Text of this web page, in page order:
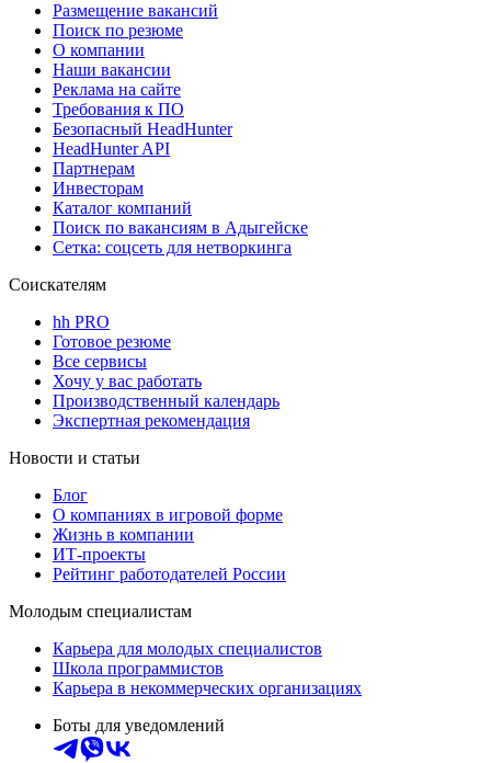
Размещение вакансий
Поиск по резюме
О компании
Наши вакансии
Реклама на сайте
Требования к ПО
Безопасный HeadHunter
HeadHunter API
Партнерам
Инвесторам
Каталог компаний
Поиск по вакансиям в Адыгейске
Сетка: соцсеть для нетворкинга
Соискателям
hh PRO
Готовое резюме
Все сервисы
Хочу у вас работать
Производственный календарь
Экспертная рекомендация
Новости и статьи
Блог
О компаниях в игровой форме
Жизнь в компании
ИТ-проекты
Рейтинг работодателей России
Молодым специалистам
Карьера для молодых специалистов
Школа программистов
Карьера в некоммерческих организациях
Боты для уведомлений